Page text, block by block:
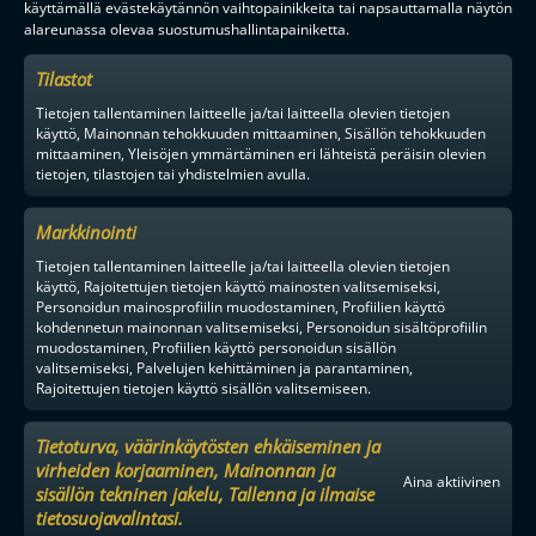
käyttämällä evästekäytännön vaihtopainikkeita tai napsauttamalla näytön
alareunassa olevaa suostumushallintapainiketta.
Tilastot
Tietojen tallentaminen laitteelle ja/tai laitteella olevien tietojen
käyttö, Mainonnan tehokkuuden mittaaminen, Sisällön tehokkuuden
mittaaminen, Yleisöjen ymmärtäminen eri lähteistä peräisin olevien
tietojen, tilastojen tai yhdistelmien avulla.
Markkinointi
Tietojen tallentaminen laitteelle ja/tai laitteella olevien tietojen
käyttö, Rajoitettujen tietojen käyttö mainosten valitsemiseksi,
Personoidun mainosprofiilin muodostaminen, Profiilien käyttö
kohdennetun mainonnan valitsemiseksi, Personoidun sisältöprofiilin
muodostaminen, Profiilien käyttö personoidun sisällön
valitsemiseksi, Palvelujen kehittäminen ja parantaminen,
Rajoitettujen tietojen käyttö sisällön valitsemiseen.
Tietoturva, väärinkäytösten ehkäiseminen ja
virheiden korjaaminen, Mainonnan ja
sisällön tekninen jakelu, Tallenna ja ilmaise
tietosuojavalintasi.
Aina aktiivinen